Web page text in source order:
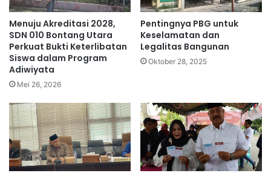
Menuju Akreditasi 2028,
SDN 010 Bontang Utara
Perkuat Bukti Keterlibatan
Siswa dalam Program
Adiwiyata
Mei 26, 2026
Pentingnya PBG untuk
Keselamatan dan
Legalitas Bangunan
Oktober 28, 2025